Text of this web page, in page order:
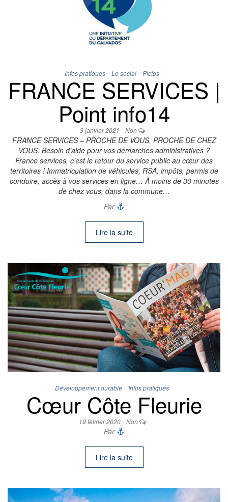
Infos pratiques Le social Pictos
FRANCE SERVICES |
Point info14
3 janvier 2021 Non
FRANCE SERVICES – PROCHE DE VOUS, PROCHE DE CHEZ
VOUS. Besoin d’aide pour vos démarches administratives ?
France services, c’est le retour du service public au cœur des
territoires ! Immatriculation de véhicules, RSA, impôts, permis de
conduire, accès à vos services en ligne… À moins de 30 minutes
de chez vous, dans la commune…
Par
Lire la suite
Développement durable Infos pratiques
Cœur Côte Fleurie
19 février 2020 Non
Par
Lire la suite